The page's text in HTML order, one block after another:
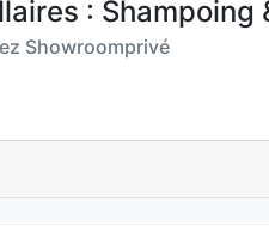
: Shampoing
Showroomprivé